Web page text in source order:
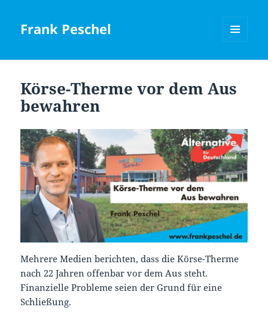
Frank Peschel
Körse-Therme vor dem Aus
bewahren
Mehrere Medien berichten, dass die Körse-Therme
nach 22 Jahren offenbar vor dem Aus steht.
Finanzielle Probleme seien der Grund für eine
Schließung.